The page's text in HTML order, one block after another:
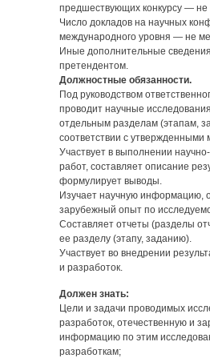
предшествующих конкурсу — не
Число докладов на научных
международного уровня — не
Иные дополнительные
претендентом.
Должностные обязанности.
Под руководством
проводит научные
отдельным разделам (этапам,
соответствии с утвержденными
Участвует в выполнении
работ, составляет описание
формулирует выводы.
Изучает научную информацию,
зарубежный опыт по
Составляет отчеты (разделы
ее разделу (этапу, заданию).
Участвует во внедрении
и разработок.
Должен знать:
Цели и задачи проводимых
разработок, отечественную и
информацию по этим
разработкам;